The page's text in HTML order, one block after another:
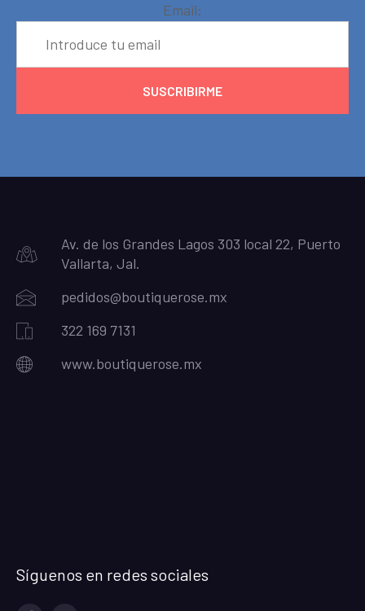
Email:
Av. de los Grandes Lagos 303 local 22, Puerto
Vallarta, Jal.
pedidos@boutiquerose.mx
322 169 7131
www.boutiquerose.mx
Síguenos en redes sociales